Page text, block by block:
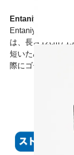
Entaniya（インタ
Entaniya（イン
は、長さ12cm /
短いため、狭い場
際にゴチャゴチャ